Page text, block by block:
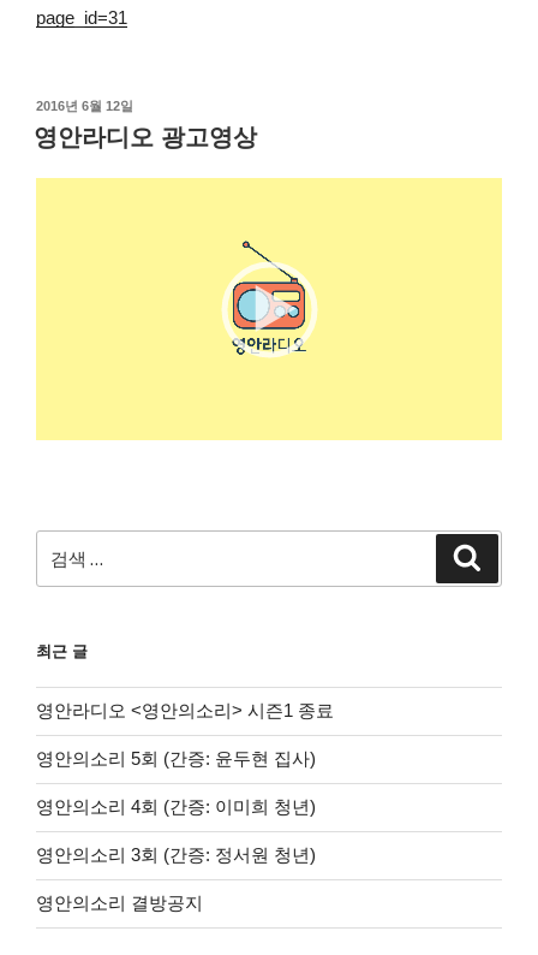
page_id=31
작
성
일
2016년 6월 12일
영안라디오 광고영상
색:
최근 글
영안라디오 <영안의소리> 시즌1 종료
영안의소리 5회 (간증: 윤두현 집사)
영안의소리 4회 (간증: 이미희 청년)
영안의소리 3회 (간증: 정서원 청년)
영안의소리 결방공지